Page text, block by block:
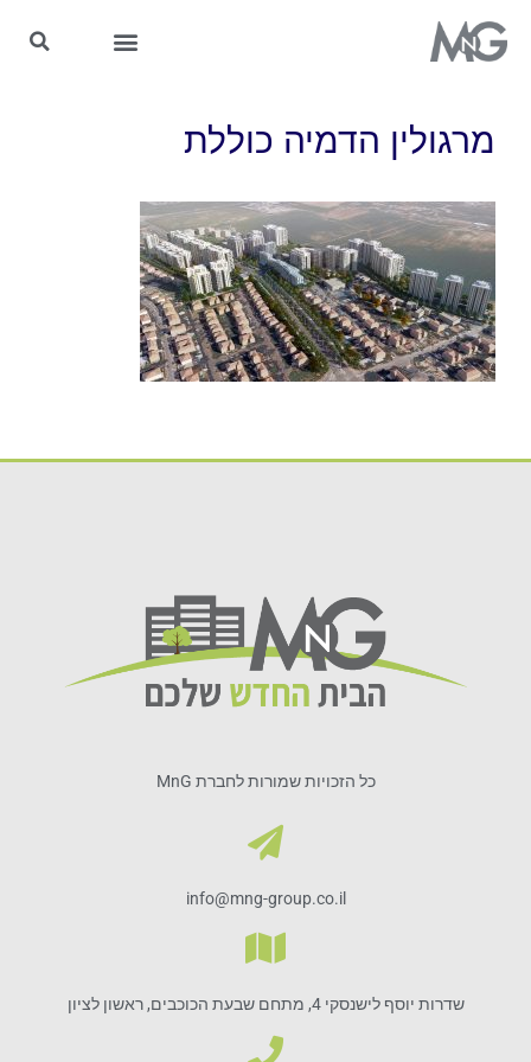
מרגולין הדמיה כוללת
כל הזכויות שמורות לחברת MnG
info@mng-group.co.il
שדרות יוסף לישנסקי 4, מתחם שבעת הכוכבים, ראשון לציון